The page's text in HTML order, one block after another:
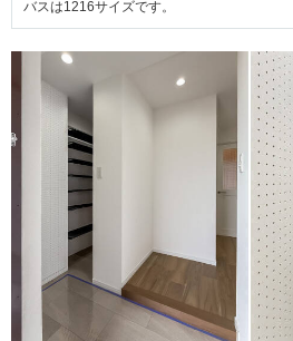
バスは1216サイズです。